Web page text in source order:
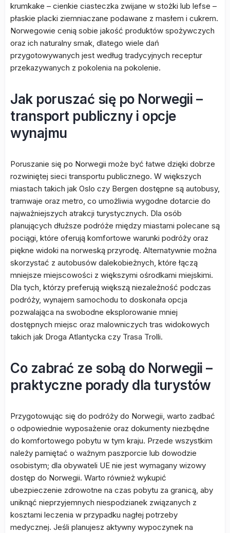
krumkake – cienkie ciasteczka zwijane w stożki lub lefse –
płaskie placki ziemniaczane podawane z masłem i cukrem.
Norwegowie cenią sobie jakość produktów spożywczych
oraz ich naturalny smak, dlatego wiele dań
przygotowywanych jest według tradycyjnych receptur
przekazywanych z pokolenia na pokolenie.
Jak poruszać się po Norwegii –
transport publiczny i opcje
wynajmu
Poruszanie się po Norwegii może być łatwe dzięki dobrze
rozwiniętej sieci transportu publicznego. W większych
miastach takich jak Oslo czy Bergen dostępne są autobusy,
tramwaje oraz metro, co umożliwia wygodne dotarcie do
najważniejszych atrakcji turystycznych. Dla osób
planujących dłuższe podróże między miastami polecane są
pociągi, które oferują komfortowe warunki podróży oraz
piękne widoki na norweską przyrodę. Alternatywnie można
skorzystać z autobusów dalekobieżnych, które łączą
mniejsze miejscowości z większymi ośrodkami miejskimi.
Dla tych, którzy preferują większą niezależność podczas
podróży, wynajem samochodu to doskonała opcja
pozwalająca na swobodne eksplorowanie mniej
dostępnych miejsc oraz malowniczych tras widokowych
takich jak Droga Atlantycka czy Trasa Trolli.
Co zabrać ze sobą do Norwegii –
praktyczne porady dla turystów
Przygotowując się do podróży do Norwegii, warto zadbać
o odpowiednie wyposażenie oraz dokumenty niezbędne
do komfortowego pobytu w tym kraju. Przede wszystkim
należy pamiętać o ważnym paszporcie lub dowodzie
osobistym; dla obywateli UE nie jest wymagany wizowy
dostęp do Norwegii. Warto również wykupić
ubezpieczenie zdrowotne na czas pobytu za granicą, aby
uniknąć nieprzyjemnych niespodzianek związanych z
kosztami leczenia w przypadku nagłej potrzeby
medycznej. Jeśli planujesz aktywny wypoczynek na